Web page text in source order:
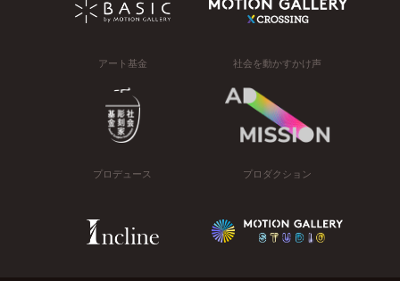
アート基金 社会を動かすかけ声
プロデュース プロダクション